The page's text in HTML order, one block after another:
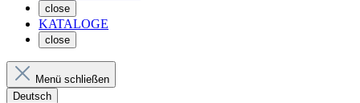
close
KATALOGE
close
Menü schließen
Deutsch